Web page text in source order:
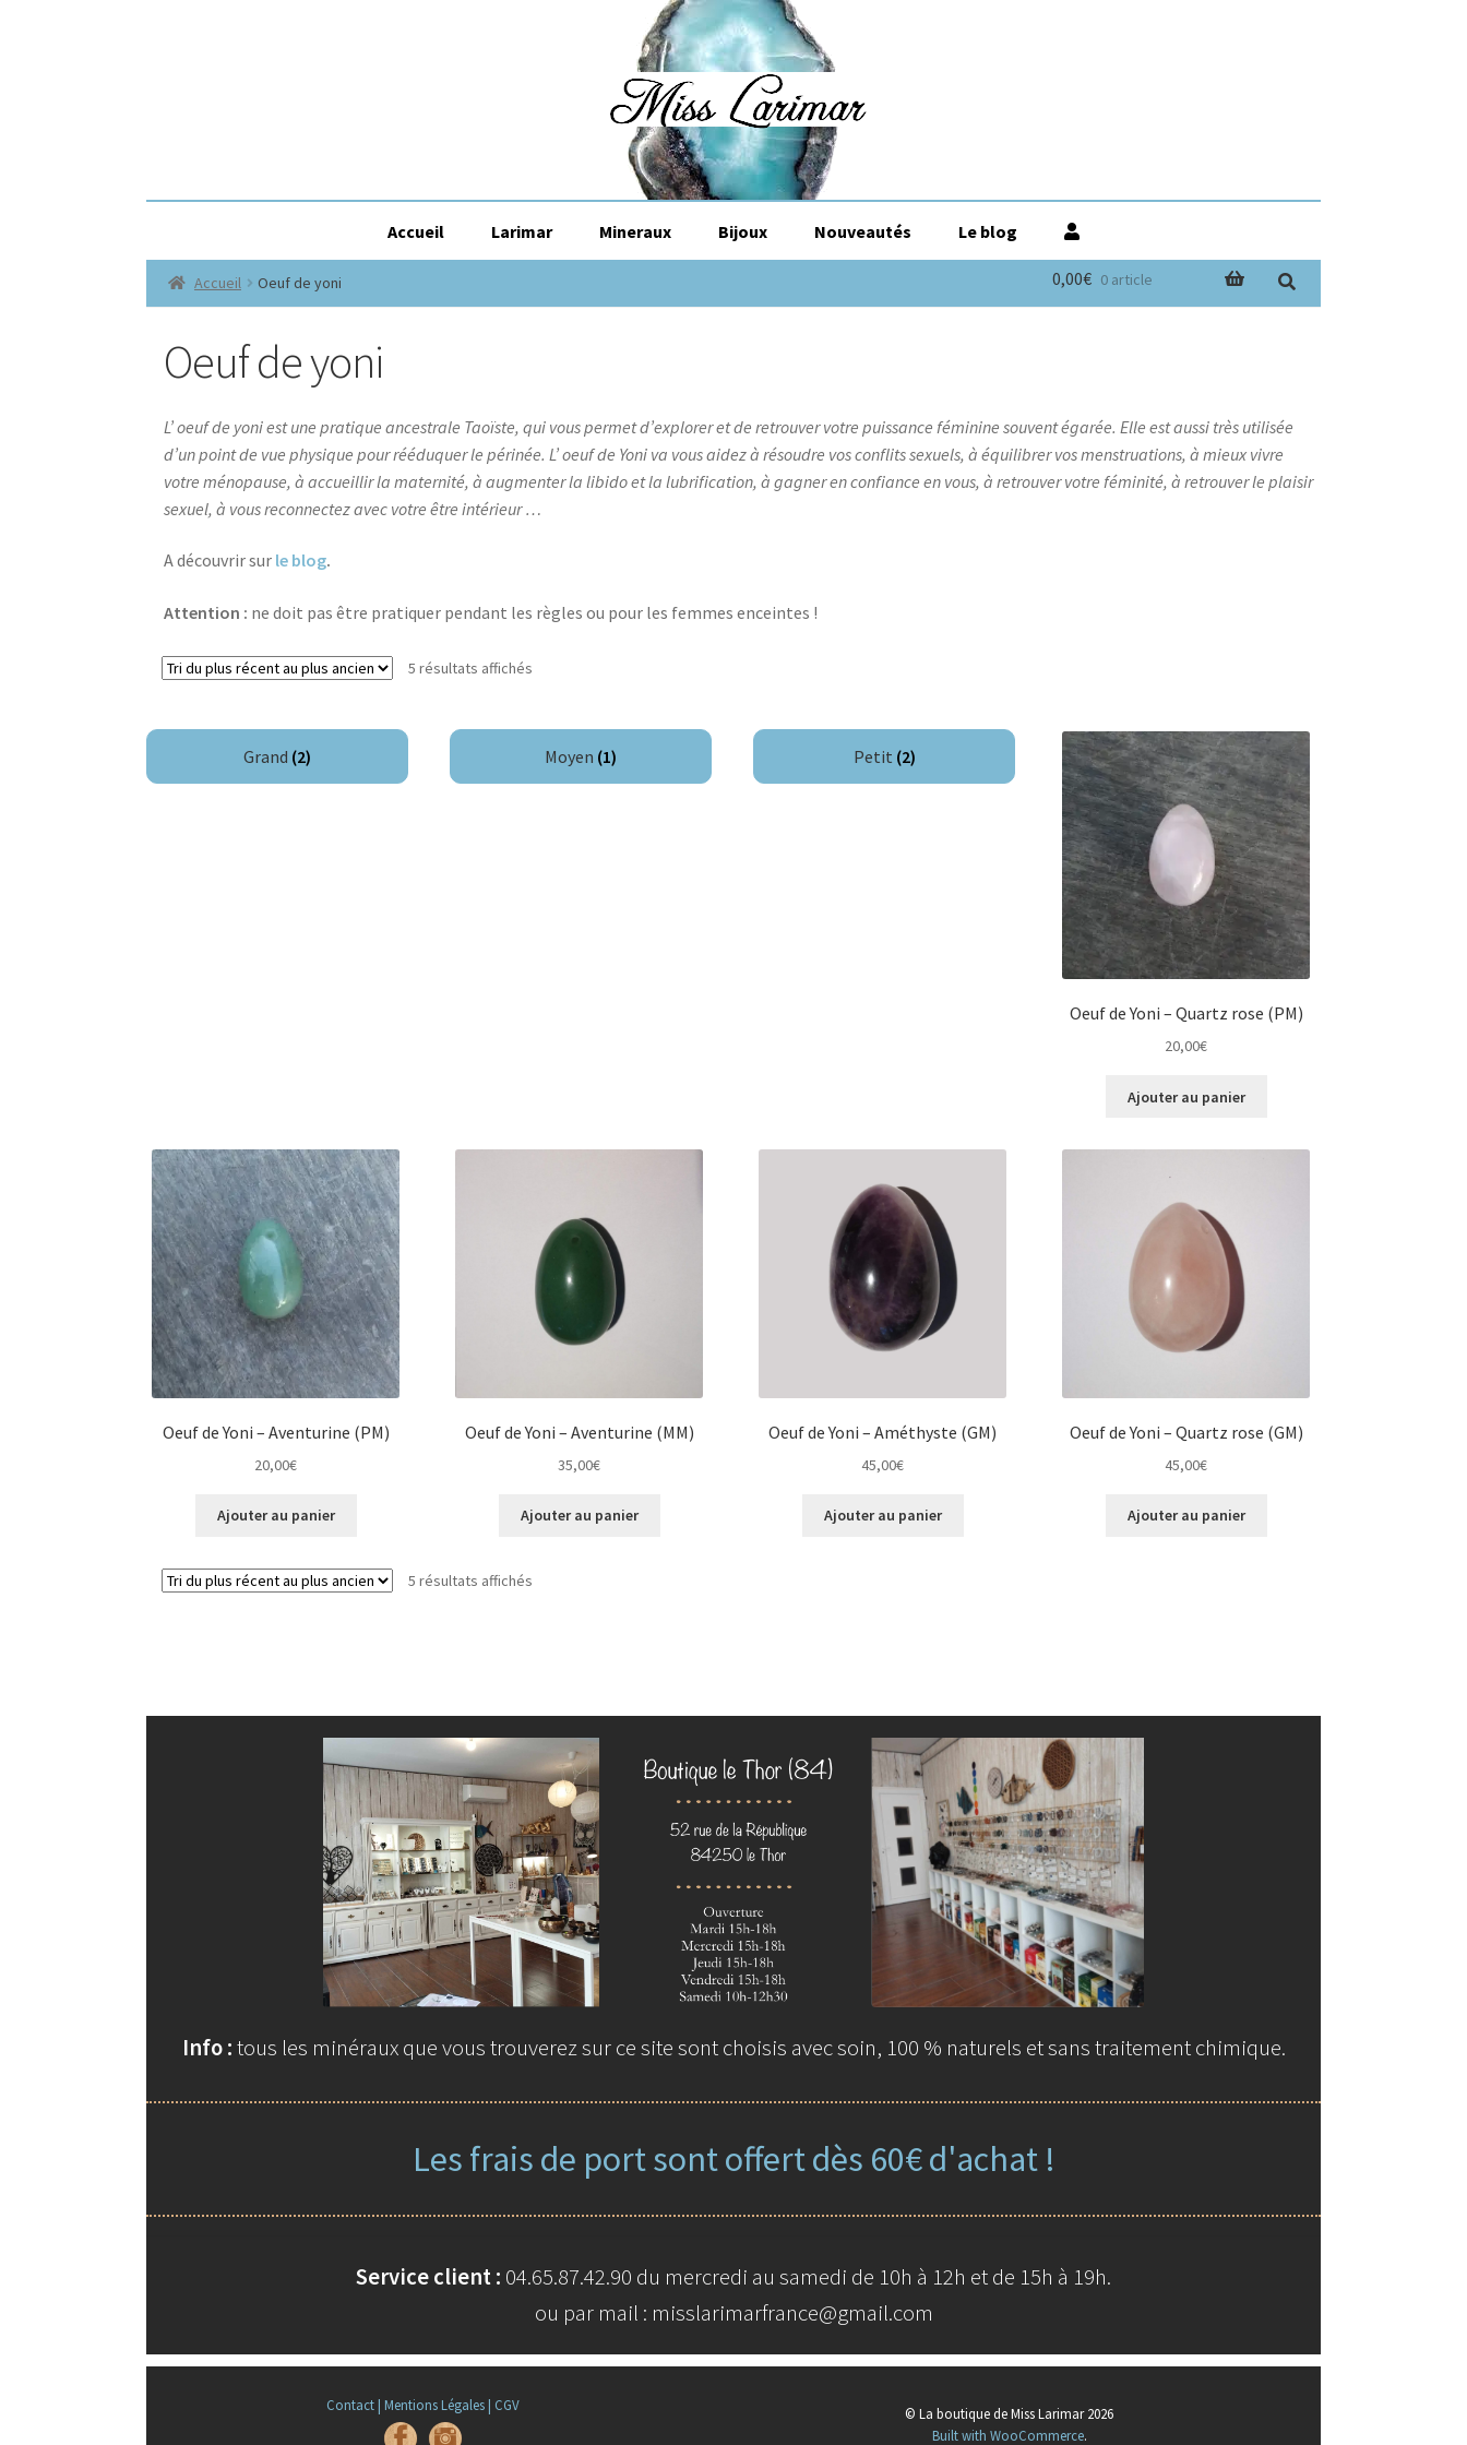
Accueil Larimar Mineraux Bijoux Nouveautés Le blog
Accueil Oeuf de yoni 0,00€ 0 article
Oeuf de yoni
L’ oeuf de yoni est une pratique ancestrale Taoïste, qui vous permet d’explorer et de retrouver votre puissance féminine souvent égarée. Elle est aussi très utilisée
d’un point de vue physique pour rééduquer le périnée. L’ oeuf de Yoni va vous aidez à résoudre vos conflits sexuels, à équilibrer vos menstruations, à mieux vivre
votre ménopause, à accueillir la maternité, à augmenter la libido et la lubrification, à gagner en confiance en vous, à retrouver votre féminité, à retrouver le plaisir
sexuel, à vous reconnectez avec votre être intérieur …
A découvrir sur le blog.
Attention : ne doit pas être pratiquer pendant les règles ou pour les femmes enceintes !
5 résultats affichés
au
plus
Grand (2) Moyen (1) Petit (2)
Oeuf de Yoni – Quartz rose (PM)
20,00€
Ajouter au panier
Oeuf de Yoni – Aventurine (PM)
20,00€
Ajouter au panier
Oeuf de Yoni – Aventurine (MM)
35,00€
Ajouter au panier
Oeuf de Yoni – Améthyste (GM)
45,00€
Ajouter au panier
Oeuf de Yoni – Quartz rose (GM)
45,00€
Ajouter au panier
5 résultats affichés
Info :tous les minéraux que vous trouverez sur ce site sont choisis avec soin, 100 % naturels et sans traitement chimique.
Les frais de port sont offert dès 60€ d'achat !
Service client : 04.65.87.42.90 du mercredi au samedi de 10h à 12h et de 15h à 19h.
ou par mail : misslarimarfrance@gmail.com
Contact | Mentions Légales | CGV
© La boutique de Miss Larimar 2026
Built with WooCommerce.